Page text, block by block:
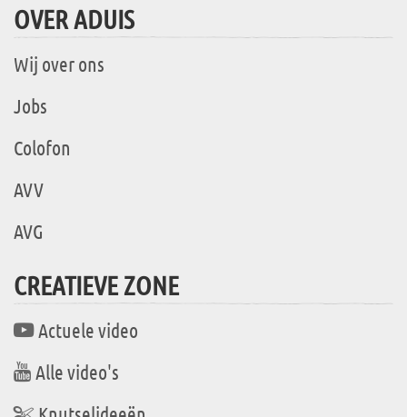
OVER ADUIS
Wij over ons
Jobs
Colofon
AVV
AVG
CREATIEVE ZONE
Actuele video
Alle video's